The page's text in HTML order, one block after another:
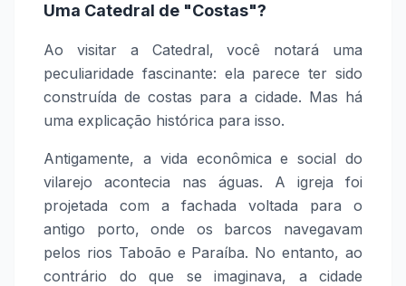
Uma Catedral de "Costas"?
Ao visitar a Catedral, você notará uma
peculiaridade fascinante: ela parece ter sido
construída de costas para a cidade. Mas há
uma explicação histórica para isso.
Antigamente, a vida econômica e social do
vilarejo acontecia nas águas. A igreja foi
projetada com a fachada voltada para o
antigo porto, onde os barcos navegavam
pelos rios Taboão e Paraíba. No entanto, ao
contrário do que se imaginava, a cidade